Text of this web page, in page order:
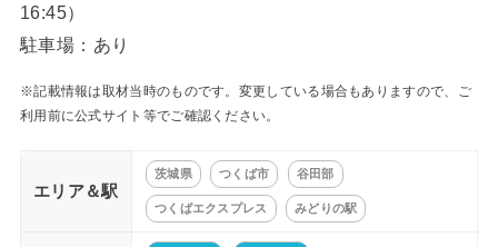
16:45）
駐車場：あり
※記載情報は取材当時のものです。変更している場合もありますので、ご
利用前に公式サイト等でご確認ください。
エリア＆駅
茨城県 つくば市 谷田部
つくばエクスプレス みどりの駅